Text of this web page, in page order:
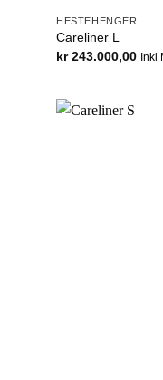
HESTEHENGER
Careliner L
kr243.000,00 Inkl